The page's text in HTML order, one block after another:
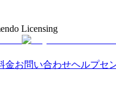
Licensing
金お問い合わせヘルプセ